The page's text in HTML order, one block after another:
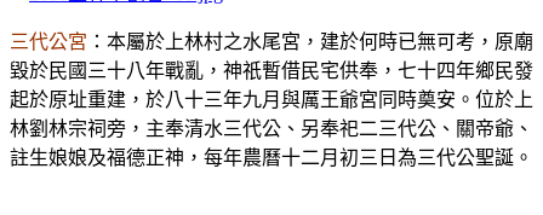
三代公宮 ：本屬於上林村之水尾宮，建於何時已無可考，原廟
毀於民國三十八年戰亂，神祇暫借民宅供奉，七十四年鄉民發
起於原址重建，於八十三年九月與厲王爺宮同時奠安。位於上
林劉林宗祠旁，主奉清水三代公、另奉祀二三代公、關帝爺、
註生娘娘及福德正神，每年農曆十二月初三日為三代公聖誕。